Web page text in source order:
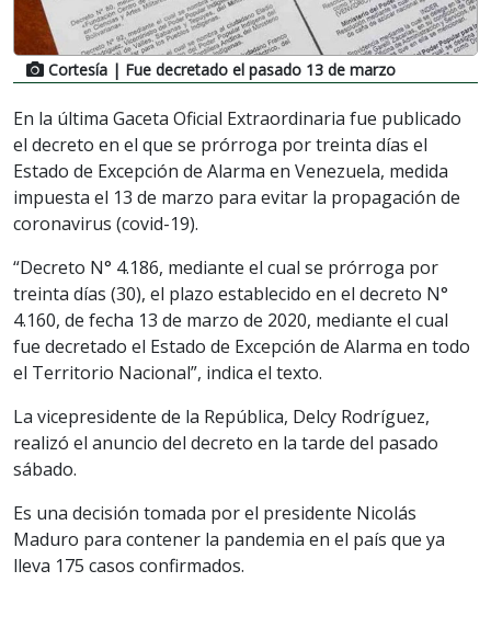
Cortesía | Fue decretado el pasado 13 de marzo
En la última Gaceta Oficial Extraordinaria fue publicado
el decreto en el que se prórroga por treinta días el
Estado de Excepción de Alarma en Venezuela, medida
impuesta el 13 de marzo para evitar la propagación de
coronavirus (covid-19).
“Decreto N° 4.186, mediante el cual se prórroga por
treinta días (30), el plazo establecido en el decreto N°
4.160, de fecha 13 de marzo de 2020, mediante el cual
fue decretado el Estado de Excepción de Alarma en todo
el Territorio Nacional”, indica el texto.
La vicepresidente de la República, Delcy Rodríguez,
realizó el anuncio del decreto en la tarde del pasado
sábado.
Es una decisión tomada por el presidente Nicolás
Maduro para contener la pandemia en el país que ya
lleva 175 casos confirmados.